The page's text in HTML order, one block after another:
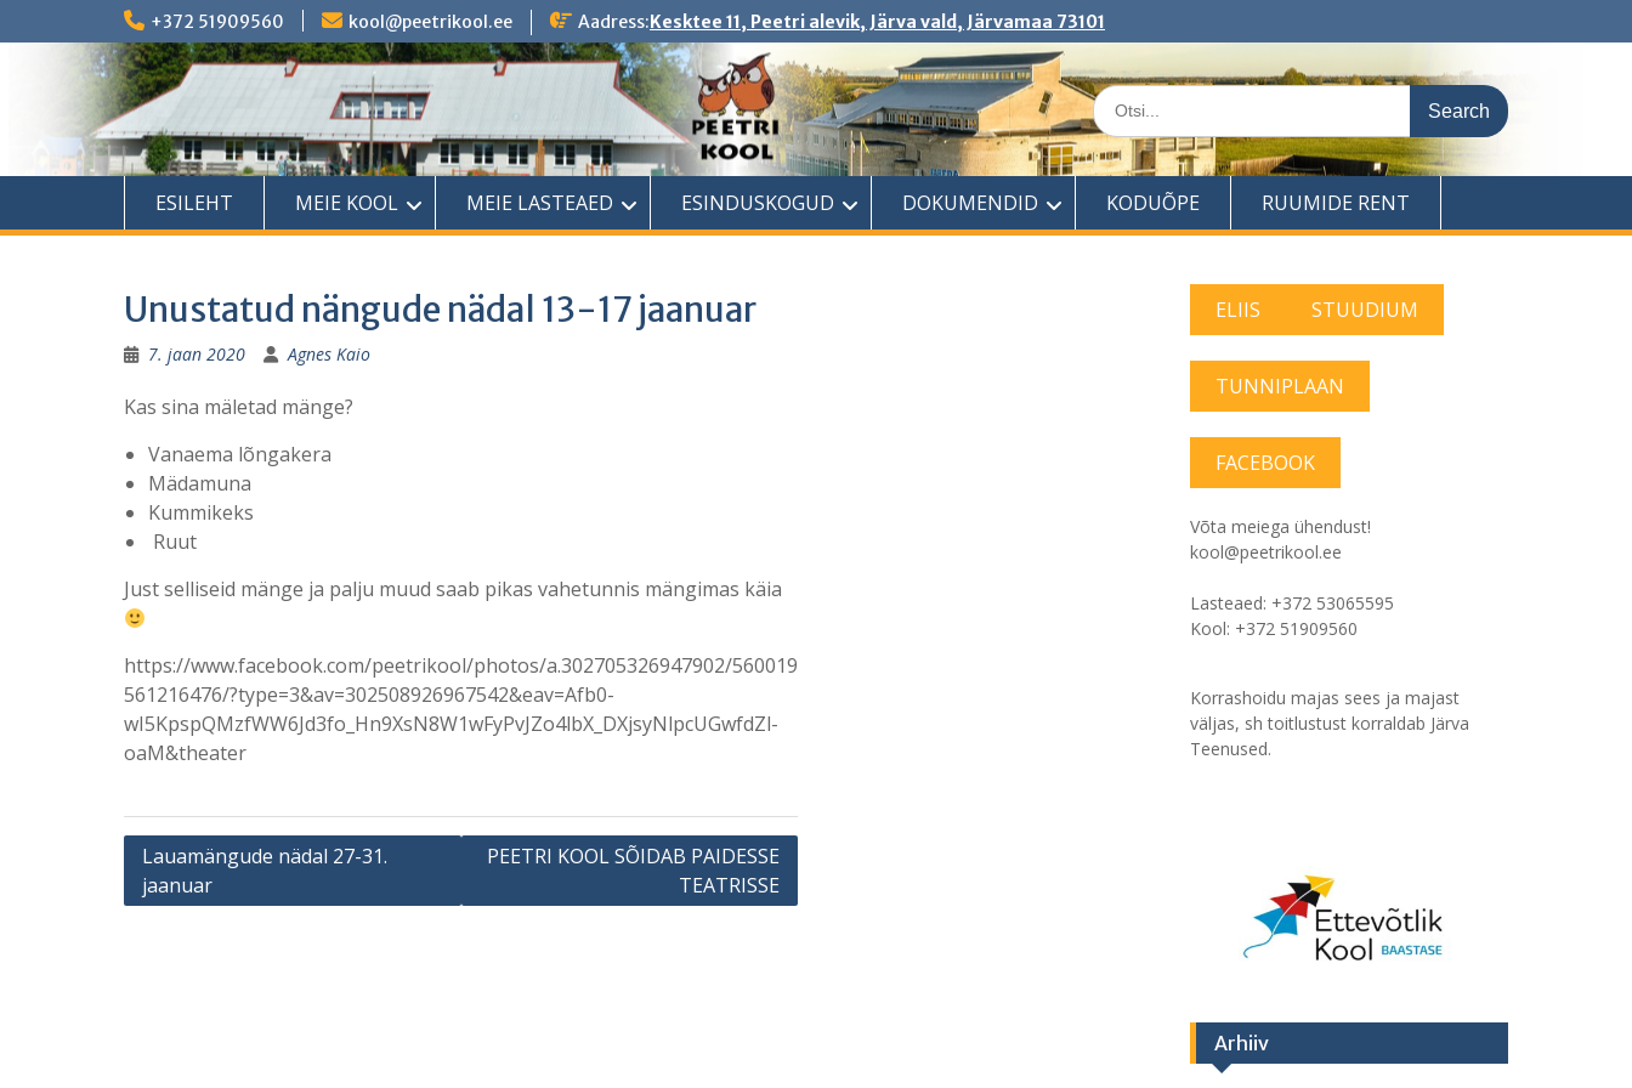
to
+372 51909560 kool@peetrikool.ee Aadress:Kesktee 11, Peetri alevik, Järva vald, Järvamaa 73101
Search
for:
ESILEHT MEIE KOOL MEIE LASTEAED ESINDUSKOGUD DOKUMENDID KODUÕPE RUUMIDE RENT
Unustatud nängude nädal 13-17 jaanuar
7. jaan 2020 Agnes Kaio
Kas sina mäletad mänge?
Vanaema lõngakera
Mädamuna
Kummikeks
Ruut
Just selliseid mänge ja palju muud saab pikas vahetunnis mängimas käia
https://www.facebook.com/peetrikool/photos/a.302705326947902/560019
561216476/?type=3&av=302508926967542&eav=Afb0-
wI5KpspQMzfWW6Jd3fo_Hn9XsN8W1wFyPvJZo4lbX_DXjsyNlpcUGwfdZl-
oaM&theater
Navigeerimine
Lauamängude nädal 27-31.
jaanuar
PEETRI KOOL SÕIDAB PAIDESSE
TEATRISSE
ELIIS STUUDIUM
TUNNIPLAAN
FACEBOOK
Võta meiega ühendust!
kool@peetrikool.ee
Lasteaed: +372 53065595
Kool: +372 51909560
Korrashoidu majas sees ja majast
väljas, sh toitlustust korraldab Järva
Teenused.
Arhiiv